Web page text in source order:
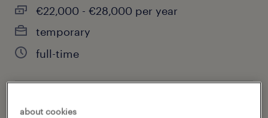
€22,000 - €28,000 per year
temporary
full-time
job category
about cookies